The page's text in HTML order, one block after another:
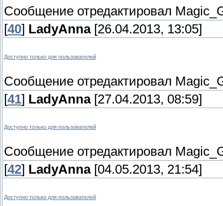
Сообщение отредактировал
[40] LadyAnna[26.04.2013, 13:05]
Доступно только для пользователей
Сообщение отредактировал
[41] LadyAnna[27.04.2013, 08:59]
Доступно только для пользователей
Сообщение отредактировал
[42] LadyAnna[04.05.2013, 21:54]
Доступно только для пользователей